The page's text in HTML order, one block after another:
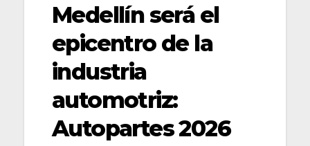
Medellín será el
epicentro de la
industria
automotriz:
Autopartes 2026